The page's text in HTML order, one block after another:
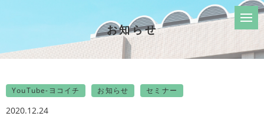
お知らせ
YouTube-ヨコイチ お知らせ セミナー
2020.12.24